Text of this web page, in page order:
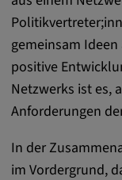
gemeinsam
positive
Netzwerks ist es,
Anforderungen
In der
im Vordergrund,
readable,